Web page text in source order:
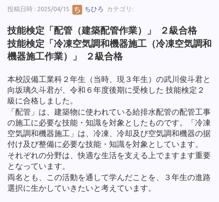
投稿日時 : 2025/04/15 ちひろ カテゴリ:
技能検定「配管（建築配管作業）」 ２級合格
技能検定「冷凍空気調和機器施工（冷凍空気調和
機器施工作業）」 ２級合格
本校設備工業科２年生（当時、現３年生）の武川俊斗君と
向坂璃久斗君が、令和６年度後期に受検した 技能検定２
級に合格しました。
「配管」は、建築物に使われている給排水配管の配管工事
の施工に必要な技能・知識を対象としたものです。
「冷凍
空気調和機器施工」は、冷凍、冷却及び空気調和機器の据
付け及び整備に必要な技能・知識を対象としています。
それぞれの分野は、快適な生活を支える上でますます重要
となっています。
両名とも、この活動を通して学んだことを、３年生の進路
選択に生かしていきたいと考えています。